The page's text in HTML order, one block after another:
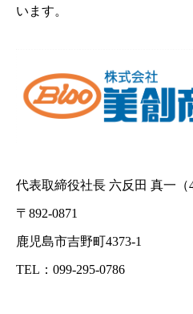
います。
代表取締役社長 六反田 真一（
〒892-0871
鹿児島市吉野町4373-1
TEL：099-295-0786